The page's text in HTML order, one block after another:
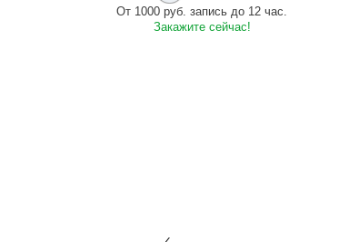
От 1000 руб. запись до 12 час.
Закажите сейчас!